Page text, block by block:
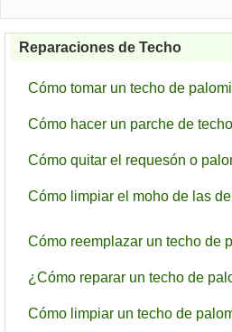
Reparaciones de Techo
Cómo tomar un techo de
Cómo hacer un parche de
Cómo quitar el requesón o
Cómo limpiar el moho de las
Cómo reemplazar un techo de
¿Cómo reparar un techo de
Cómo limpiar un techo de